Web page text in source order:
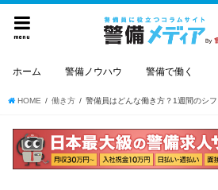
menu
ホーム 警備ノウハウ 警備で働く
HOME 働き方 警備員はどんな働き方？1週間のシ